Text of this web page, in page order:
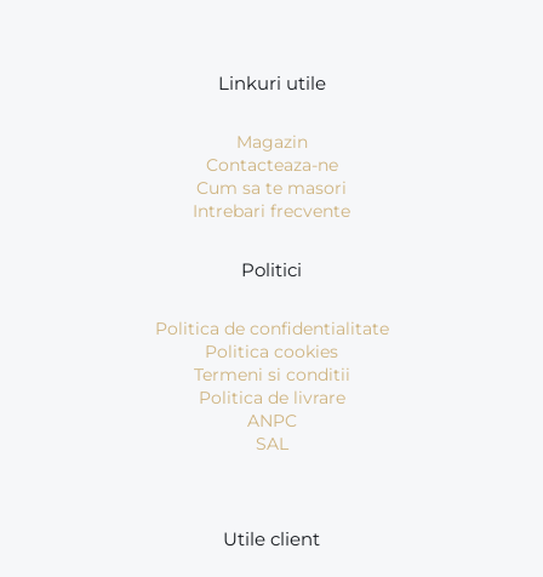
Linkuri utile
Magazin
Contacteaza-ne
Cum sa te masori
Intrebari frecvente
Politici
Politica de confidentialitate
Politica cookies
Termeni si conditii
Politica de livrare
ANPC
SAL
Utile client